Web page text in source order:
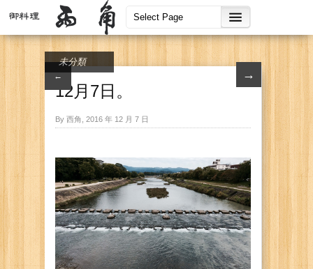
← →
未分類
12月7日。
By 西角, 2016 年 12 月 7 日